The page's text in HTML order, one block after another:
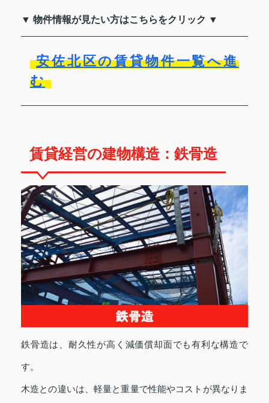
▼ 物件情報が見たい方はこちらをクリック ▼
安佐北区の賃貸物件一覧へ進
む
賃貸経営の建物構造：鉄骨造
鉄骨造は、耐久性が高く減価償却面でも有利な構造で
す。
木造との違いは、軽量と重量で性能やコストが異なりま